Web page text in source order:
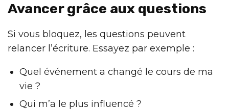
Avancer grâce aux questions
Si vous bloquez, les questions peuvent
relancer l’écriture. Essayez par exemple :
Quel événement a changé le cours de ma
vie ?
Qui m’a le plus influencé ?